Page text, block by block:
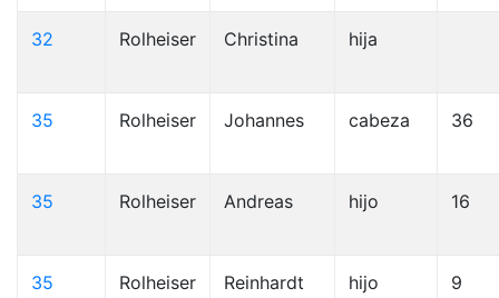
32 Rolheiser Christina hija
35 Rolheiser Johannes cabeza 36
35 Rolheiser Andreas hijo 16
35 Rolheiser Reinhardt hijo 9